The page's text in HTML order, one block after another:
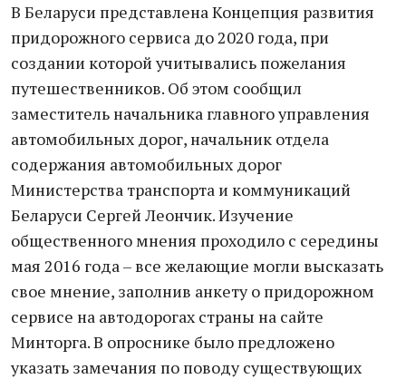
В Беларуси представлена Концепция развития
придорожного сервиса до 2020 года, при
создании которой учитывались пожелания
путешественников. Об этом сообщил
заместитель начальника главного управления
автомобильных дорог, начальник отдела
содержания автомобильных дорог
Министерства транспорта и коммуникаций
Беларуси Сергей Леончик. Изучение
общественного мнения проходило с середины
мая 2016 года – все желающие могли высказать
свое мнение, заполнив анкету о придорожном
сервисе на автодорогах страны на сайте
Минторга. В опроснике было предложено
указать замечания по поводу существующих